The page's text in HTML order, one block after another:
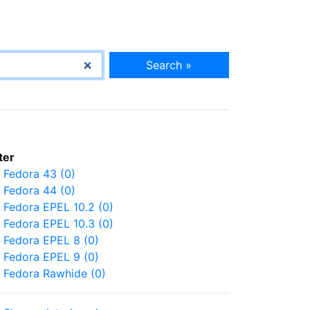
Search »
Fedora 43 (0)
Fedora 44 (0)
Fedora EPEL 10.2 (0)
Fedora EPEL 10.3 (0)
Fedora EPEL 8 (0)
Fedora EPEL 9 (0)
Fedora Rawhide (0)